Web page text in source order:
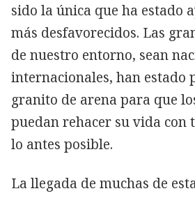
sido la única que ha estado
más desfavorecidos. Las
de nuestro entorno, sean
internacionales, han estado
granito de arena para que
puedan rehacer su vida
lo antes posible.
La llegada de muchas de